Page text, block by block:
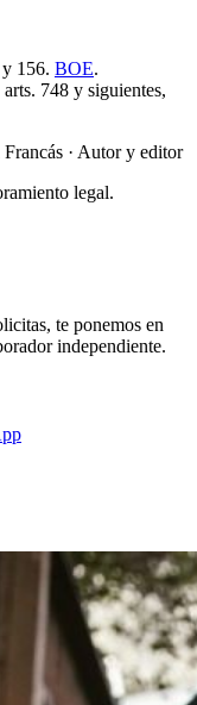
156. BOE.
748 y siguientes,
· Autor y editor
legal.
te ponemos en
independiente.